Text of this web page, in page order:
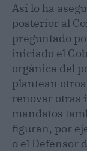
Así lo ha
posterior al
preguntado
iniciado el
orgánica del
plantean
renovar otras
mandatos
figuran, por
o el Defensor